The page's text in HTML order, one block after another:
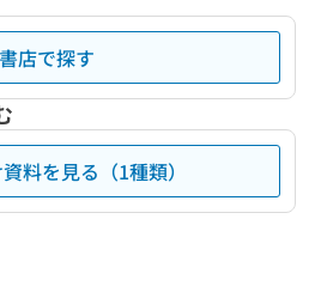
書店で探す
料を見る（1種類）